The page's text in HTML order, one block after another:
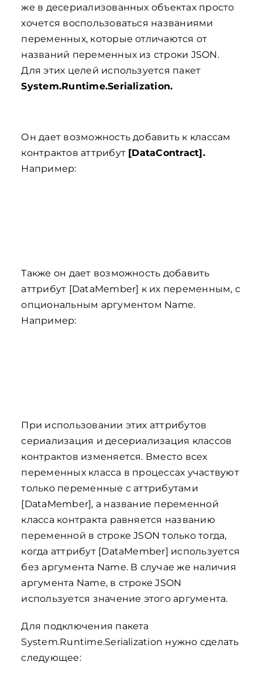
же в десериализованных объектах просто
хочется воспользоваться названиями
переменных, которые отличаются от
названий переменных из строки JSON.
Для этих целей используется пакет
System.Runtime.Serialization.
Он дает возможность добавить к классам
контрактов аттрибут [DataContract].
Например:
Также он дает возможность добавить
аттрибут [DataMember] к их переменным, с
опциональным аргументом Name.
Например:
При использовании этих аттрибутов
сериализация и десериализация классов
контрактов изменяется. Вместо всех
переменных класса в процессах участвуют
только переменные с аттрибутами
[DataMember], а название переменной
класса контракта равняется названию
переменной в строке JSON только тогда,
когда аттрибут [DataMember] используется
без аргумента Name. В случае же наличия
аргумента Name, в строке JSON
используется значение этого аргумента.
Для подключения пакета
System.Runtime.Serialization нужно сделать
следующее: